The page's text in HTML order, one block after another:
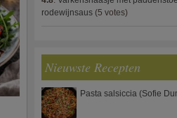
rodewijnsaus (5 votes)
Nieuwste Recepten
Pasta salsiccia (Sofie